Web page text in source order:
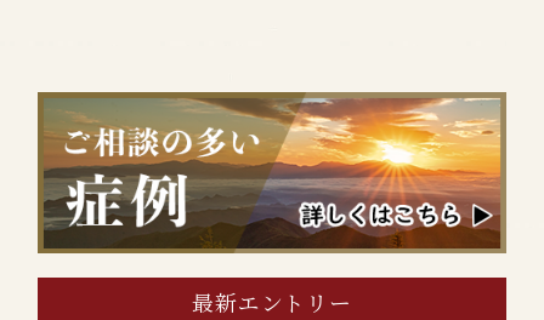
最新エントリー